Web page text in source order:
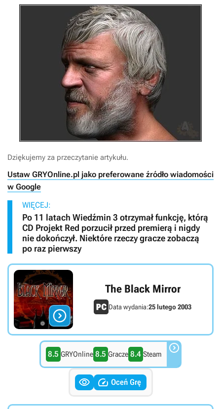
Dziękujemy za przeczytanie artykułu.
Ustaw GRYOnline.pl jako preferowane źródło wiadomości
w Google
WIĘCEJ:
Po 11 latach Wiedźmin 3 otrzymał funkcję, którą
CD Projekt Red porzucił przed premierą i nigdy
nie dokończył. Niektóre rzeczy gracze zobaczą
po raz pierwszy

The Black Mirror
Data wydania:25 lutego 2003
8.5 GRYOnline 8.5 Gracze 8.4 Steam 
  Oceń Grę